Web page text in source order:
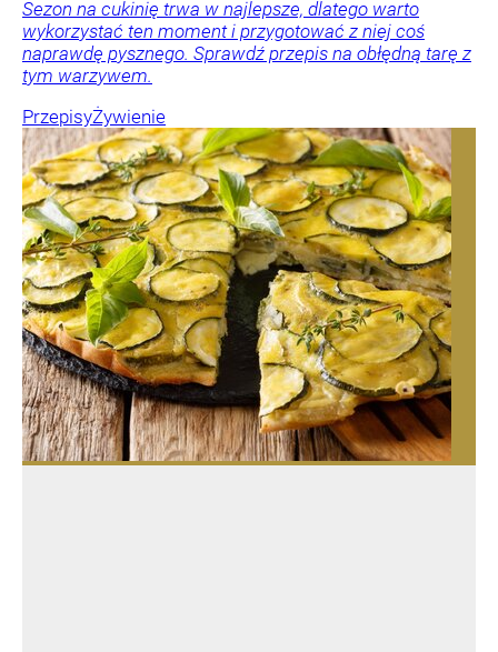
Sezon na cukinię trwa w najlepsze, dlatego warto
wykorzystać ten moment i przygotować z niej coś
naprawdę pysznego. Sprawdź przepis na obłędną tarę z
tym warzywem.
PrzepisyŻywienie